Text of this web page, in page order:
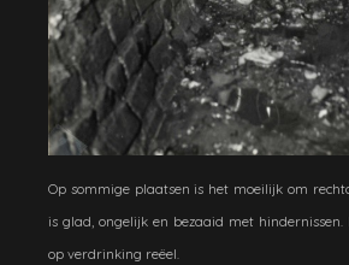
Op sommige plaatsen is het moeilijk om
is glad, ongelijk en bezaaid met hindernissen.
op verdrinking reëel.